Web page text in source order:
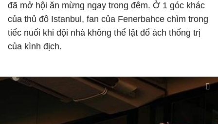
đã mở hội ăn mừng ngay trong đêm. Ở 1 góc khác
của thủ đô Istanbul, fan của Fenerbahce chìm trong
tiếc nuối khi đội nhà không thể lật đổ ách thống trị
của kình địch.